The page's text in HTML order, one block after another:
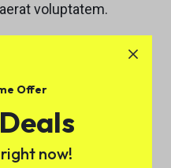
voluptatem.
dolorem ipsum quia
velit, sed quia
incidunt ut labore
voluptatem.
Offer
now!